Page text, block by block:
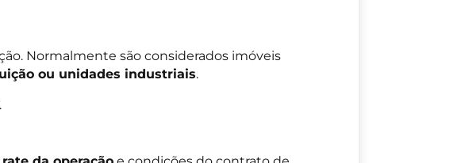
Normalmente são considerados imóveis
ou unidades industriais.